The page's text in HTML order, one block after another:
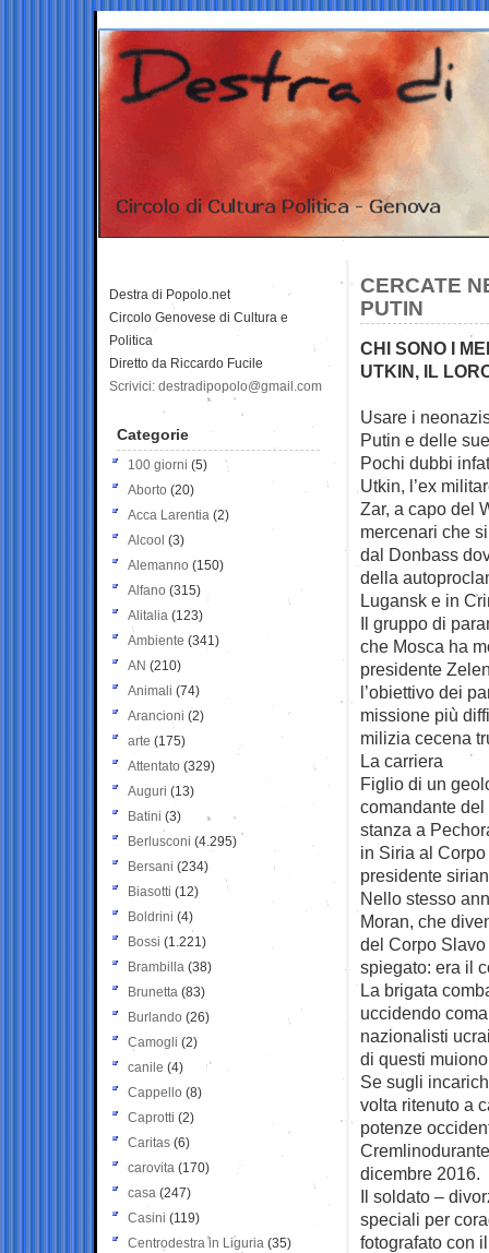
CERCATE
PUTIN
CHI SONO I
UTKIN, IL
Usare i
Putin e delle
Pochi dubbi
Utkin, l’ex
Zar, a capo del
mercenari che
dal Donbass
della
Lugansk e in
Il gruppo di
che Mosca ha
presidente
l’obiettivo dei
missione più
milizia cecena
La carriera
Figlio di un
comandante
stanza a
in Siria al
presidente
Nello stesso
Moran, che
del Corpo Slavo
spiegato: era il
La brigata
uccidendo
nazionalisti
di questi
Se sugli
volta ritenuto a
potenze
dicembre 2016.
Il soldato –
speciali per
fotografato con
Destra di Popolo.net
Circolo Genovese di Cultura e
Politica
Diretto da Riccardo Fucile
Scrivici: destradipopolo@gmail.com
Categorie
100 giorni (5)
Aborto (20)
Acca Larentia (2)
Alcool (3)
Alemanno (150)
Alfano (315)
Alitalia (123)
Ambiente (341)
AN (210)
Animali (74)
Arancioni (2)
arte (175)
Attentato (329)
Auguri (13)
Batini (3)
Berlusconi (4.295)
Bersani (234)
Biasotti (12)
Boldrini (4)
Bossi (1.221)
Brambilla (38)
Brunetta (83)
Burlando (26)
Camogli (2)
canile (4)
Cappello (8)
Caprotti (2)
Caritas (6)
carovita (170)
casa (247)
Casini (119)
Centrodestra in Liguria (35)